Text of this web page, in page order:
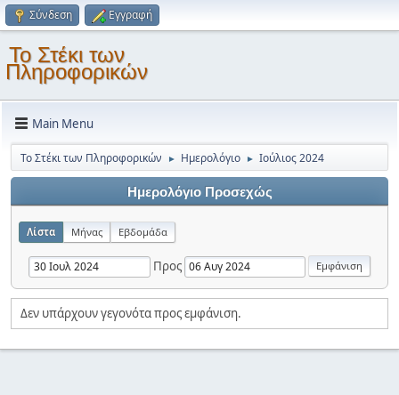
Σύνδεση Εγγραφή
Το Στέκι των
Πληροφορικών
Main Menu
Το Στέκι των Πληροφορικών ► Ημερολόγιο ► Ιούλιος 2024
Ημερολόγιο Προσεχώς
Λίστα Μήνας Εβδομάδα
Προς
Δεν υπάρχουν γεγονότα προς εμφάνιση.